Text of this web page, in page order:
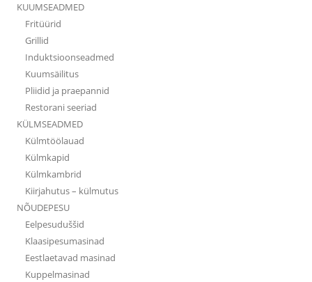
KUUMSEADMED
Fritüürid
Grillid
Induktsioonseadmed
Kuumsäilitus
Pliidid ja praepannid
Restorani seeriad
KÜLMSEADMED
Külmtöölauad
Külmkapid
Külmkambrid
Kiirjahutus – külmutus
NÕUDEPESU
Eelpesuduššid
Klaasipesumasinad
Eestlaetavad masinad
Kuppelmasinad